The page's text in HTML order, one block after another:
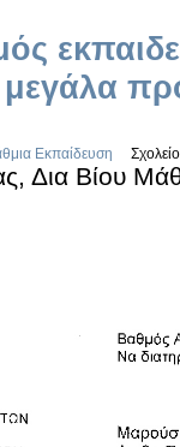
μεγάλα
Εκπαίδευση Σχολείο
Δια Βίου